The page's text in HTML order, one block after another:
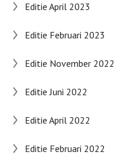
Editie April 2023
Editie Februari 2023
Editie November 2022
Editie Juni 2022
Editie April 2022
Editie Februari 2022